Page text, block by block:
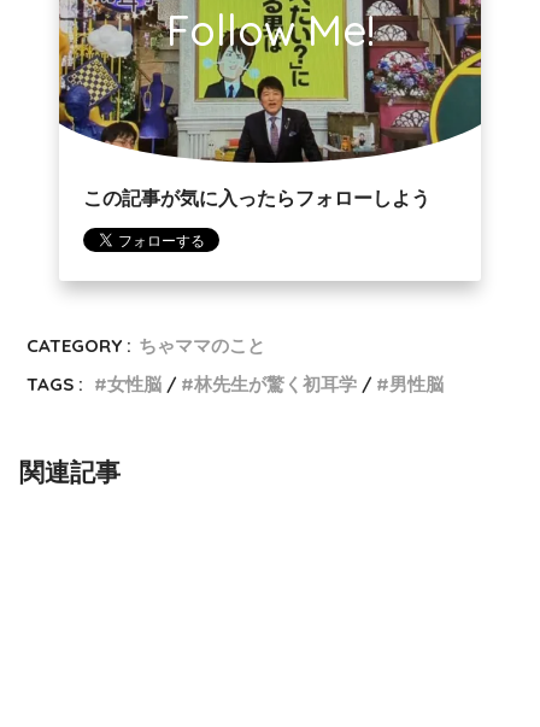
Follow Me!
この記事が気に入ったらフォローしよう
CATEGORY : ちゃママのこと
TAGS :
女性脳 林先生が驚く初耳学 男性脳
関連記事